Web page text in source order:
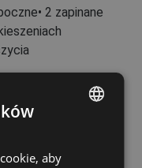
2 zapinane
3)
CZECH
aby